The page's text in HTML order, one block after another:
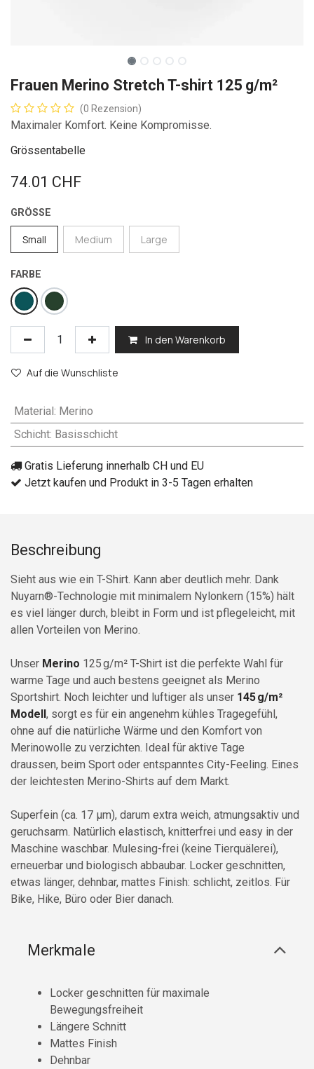
Frauen Merino Stretch T-shirt 125 g/m²
(0 Rezension)
Maximaler Komfort. Keine Kompromisse.
Grössentabelle
74.01 CHF
GRÖSSE
Small Medium Large
FARBE
In den Warenkorb
Auf die Wunschliste
Material : Merino
Schicht: Basisschicht
Gratis Lieferung innerhalb CH und EU
Jetzt kaufen und Produkt in 3-5 Tagen erhalten
Beschreibung
Sieht aus wie ein T-Shirt. Kann aber deutlich mehr. Dank
Nuyarn®-Technologie mit minimalem Nylonkern (15%) hält
es viel länger durch, bleibt in Form und ist pflegeleicht, mit
allen Vorteilen von Merino.
Unser Merino 125 g/m² T-Shirt ist die perfekte Wahl für
warme Tage und auch bestens geeignet als Merino
Sportshirt. Noch leichter und luftiger als unser 145 g/m²
Modell , sorgt es für ein angenehm kühles Tragegefühl,
ohne auf die natürliche Wärme und den Komfort von
Merinowolle zu verzichten. Ideal für aktive Tage
draussen, beim Sport oder entspanntes City-Feeling. Eines
der leichtesten Merino-Shirts auf dem Markt.
Superfein (ca. 17 µm), darum extra weich, atmungsaktiv und
geruchsarm. Natürlich elastisch, knitterfrei und easy in der
Maschine waschbar. Mulesing-frei (keine Tierquälerei),
erneuerbar und biologisch abbaubar. Locker geschnitten,
etwas länger, dehnbar, mattes Finish: schlicht, zeitlos. Für
Bike, Hike, Büro oder Bier danach.
Merkmale
Locker geschnitten für maximale
Bewegungsfreiheit
Längere Schnitt
Mattes Finish
Dehnbar